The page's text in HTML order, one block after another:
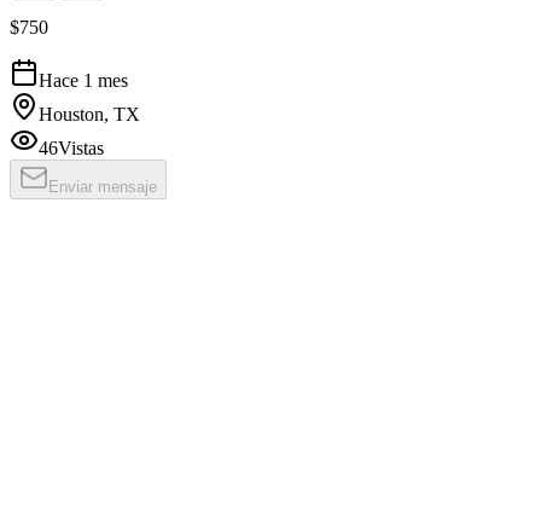
$750
Hace 1 mes
Houston, TX
46Vistas
Enviar mensaje